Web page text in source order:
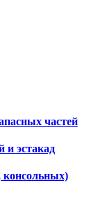
частей
и эстакад
консольных)